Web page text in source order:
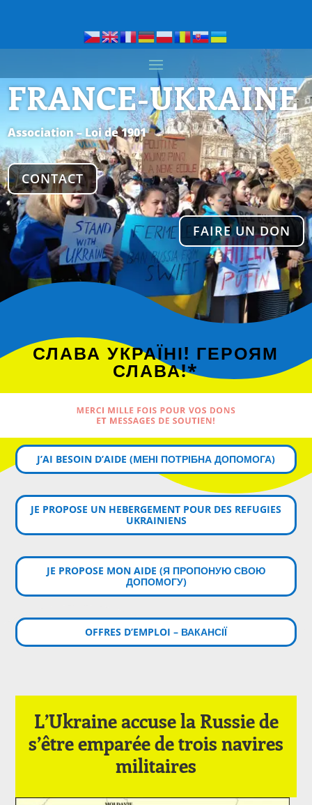
FRANCE-UKRAINE
Association – Loi de 1901
CONTACT
FAIRE UN DON
СЛАВА УКРАЇНІ! ГЕРОЯМ
СЛАВА!*
MERCI MILLE FOIS POUR VOS DONS
ET MESSAGES DE SOUTIEN!
J’AI BESOIN D’AIDE (MЕНІ ПОТРІБНА ДОПОМОГА)
JE PROPOSE UN HEBERGEMENT POUR DES REFUGIES
UKRAINIENS
JE PROPOSE MON AIDE (Я ПРОПОНУЮ СВОЮ
ДОПОМОГУ)
OFFRES D’EMPLOI – ВАКАНСІЇ
L’Ukraine accuse la Russie de
s’être emparée de trois navires
militaires